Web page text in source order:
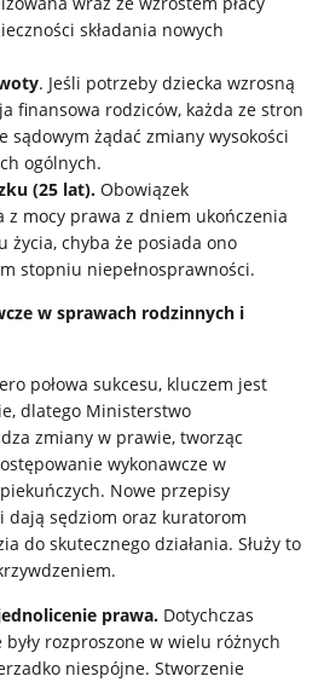
składania nowych
. Jeśli potrzeby dziecka wzrosną
finansowa rodziców, każda ze stron
sądowym żądać zmiany wysokości
ogólnych.
(25 lat). Obowiązek
z mocy prawa z dniem ukończenia
życia, chyba że posiada ono
stopniu niepełnosprawności.
w sprawach rodzinnych i
połowa sukcesu, kluczem jest
dlatego Ministerstwo
zmiany w prawie, tworząc
wykonawcze w
Nowe przepisy
sędziom oraz kuratorom
do skutecznego działania. Służy to
prawa. Dotychczas
rozproszone w wielu różnych
niespójne. Stworzenie